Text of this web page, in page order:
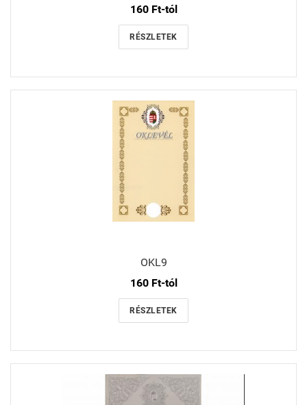
160 Ft-tól
RÉSZLETEK
OKL9
160 Ft-tól
RÉSZLETEK